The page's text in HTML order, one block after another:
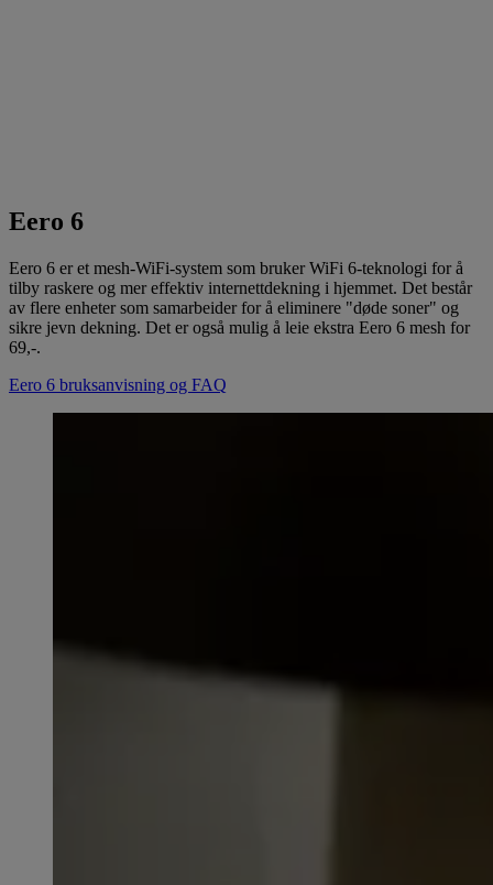
Eero 6
Eero 6 er et mesh-WiFi-system som bruker WiFi 6-teknologi for å
tilby raskere og mer effektiv internettdekning i hjemmet. Det består
av flere enheter som samarbeider for å eliminere "døde soner" og
sikre jevn dekning. Det er også mulig å leie ekstra Eero 6 mesh for
69,-.
Eero 6 bruksanvisning og FAQ